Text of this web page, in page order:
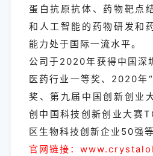
蛋白抗原抗体、药物靶点
和人工智能的药物研发和
能力处于国际一流水平。
公司于2020年获得中国深
医药行业一等奖、2020年
奖、第九届中国创新创业
创中国科技创新创业大赛
区生物科技创新企业50强等
官网链接：